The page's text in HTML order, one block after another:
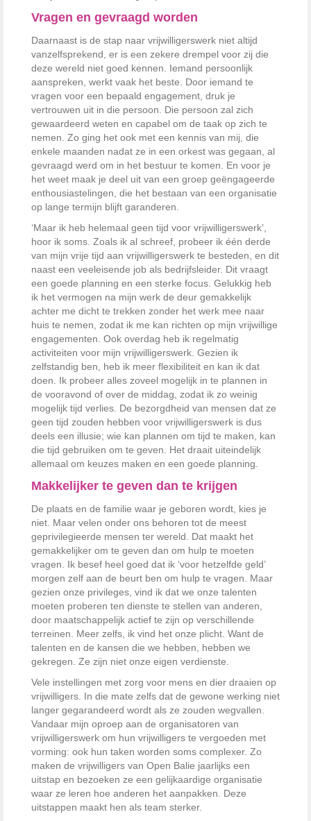
Vragen en gevraagd worden
Daarnaast is de stap naar vrijwilligerswerk niet altijd
vanzelfsprekend, er is een zekere drempel voor zij die
deze wereld niet goed kennen. Iemand persoonlijk
aanspreken, werkt vaak het beste. Door iemand te
vragen voor een bepaald engagement, druk je
vertrouwen uit in die persoon. Die persoon zal zich
gewaardeerd weten en capabel om de taak op zich te
nemen. Zo ging het ook met een kennis van mij, die
enkele maanden nadat ze in een orkest was gegaan, al
gevraagd werd om in het bestuur te komen. En voor je
het weet maak je deel uit van een groep geëngageerde
enthousiastelingen, die het bestaan van een organisatie
op lange termijn blijft garanderen.
‘Maar ik heb helemaal geen tijd voor vrijwilligerswerk’,
hoor ik soms. Zoals ik al schreef, probeer ik één derde
van mijn vrije tijd aan vrijwilligerswerk te besteden, en dit
naast een veeleisende job als bedrijfsleider. Dit vraagt
een goede planning en een sterke focus. Gelukkig heb
ik het vermogen na mijn werk de deur gemakkelijk
achter me dicht te trekken zonder het werk mee naar
huis te nemen, zodat ik me kan richten op mijn vrijwillige
engagementen. Ook overdag heb ik regelmatig
activiteiten voor mijn vrijwilligerswerk. Gezien ik
zelfstandig ben, heb ik meer flexibiliteit en kan ik dat
doen. Ik probeer alles zoveel mogelijk in te plannen in
de vooravond of over de middag, zodat ik zo weinig
mogelijk tijd verlies. De bezorgdheid van mensen dat ze
geen tijd zouden hebben voor vrijwilligerswerk is dus
deels een illusie; wie kan plannen om tijd te maken, kan
die tijd gebruiken om te geven. Het draait uiteindelijk
allemaal om keuzes maken en een goede planning.
Makkelijker te geven dan te krijgen
De plaats en de familie waar je geboren wordt, kies je
niet. Maar velen onder ons behoren tot de meest
geprivilegieerde mensen ter wereld. Dat maakt het
gemakkelijker om te geven dan om hulp te moeten
vragen. Ik besef heel goed dat ik ‘voor hetzelfde geld’
morgen zelf aan de beurt ben om hulp te vragen. Maar
gezien onze privileges, vind ik dat we onze talenten
moeten proberen ten dienste te stellen van anderen,
door maatschappelijk actief te zijn op verschillende
terreinen. Meer zelfs, ik vind het onze plicht. Want de
talenten en de kansen die we hebben, hebben we
gekregen. Ze zijn niet onze eigen verdienste.
Vele instellingen met zorg voor mens en dier draaien op
vrijwilligers. In die mate zelfs dat de gewone werking niet
langer gegarandeerd wordt als ze zouden wegvallen.
Vandaar mijn oproep aan de organisatoren van
vrijwilligerswerk om hun vrijwilligers te vergoeden met
vorming: ook hun taken worden soms complexer. Zo
maken de vrijwilligers van Open Balie jaarlijks een
uitstap en bezoeken ze een gelijkaardige organisatie
waar ze leren hoe anderen het aanpakken. Deze
uitstappen maakt hen als team sterker.